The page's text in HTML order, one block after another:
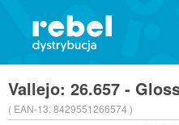
Vallejo: 26.657 -
( EAN-13:8429551266574 )